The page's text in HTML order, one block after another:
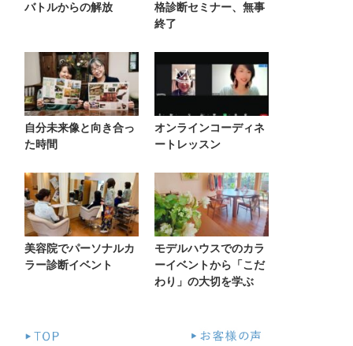
バトルからの解放
格診断セミナー、無事
終了
自分未来像と向き合っ
た時間
オンラインコーディネ
ートレッスン
美容院でパーソナルカ
ラー診断イベント
モデルハウスでのカラ
ーイベントから「こだ
わり」の大切を学ぶ